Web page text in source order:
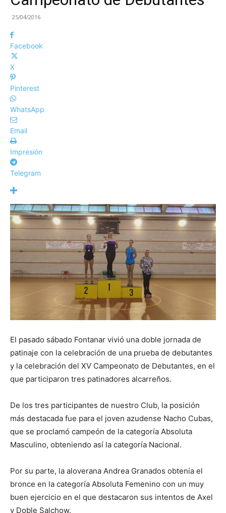
25/04/2016
Facebook
X
Pinterest
WhatsApp
Email
Impresión
Telegram
El pasado sábado Fontanar vivió una doble jornada de
patinaje con la celebración de una prueba de debutantes
y la celebración del XV Campeonato de Debutantes, en el
que participaron tres patinadores alcarreños.
De los tres participantes de nuestro Club, la posición
más destacada fue para el joven azudense Nacho Cubas,
que se proclamó campeón de la categoría Absoluta
Masculino, obteniendo así la categoría Nacional.
Por su parte, la aloverana Andrea Granados obtenía el
bronce en la categoría Absoluta Femenino con un muy
buen ejercicio en el que destacaron sus intentos de Axel
y Doble Salchow.